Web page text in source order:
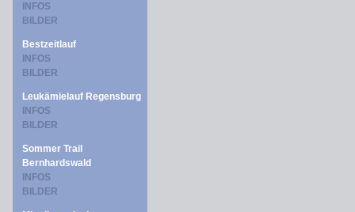
INFOS
BILDER
Bestzeitlauf
INFOS
BILDER
Leukämielauf Regensburg
INFOS
BILDER
Sommer Trail
Bernhardswald
INFOS
BILDER